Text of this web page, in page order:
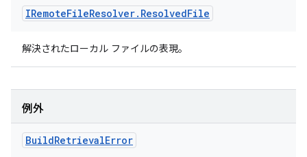
IRemoteFileResolver. ResolvedFile
解決されたローカル ファイルの表現。
例外
BuildRetrievalError